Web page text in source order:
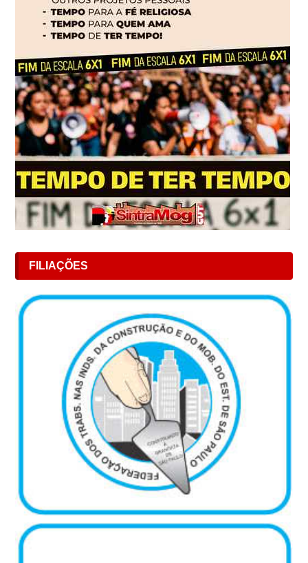
FILIAÇÕES